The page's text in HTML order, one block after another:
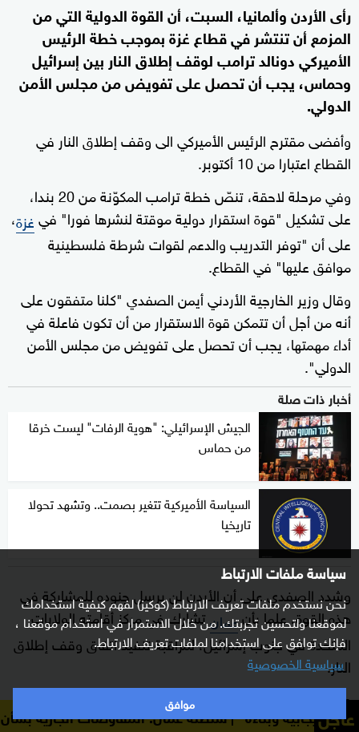
سياسة ملفات الارتباط
نحن نستخدم ملفات تعريف الارتباط (كوكيز) لفهم كيفية استخدامك
لموقعنا ولتحسين تجربتك. من خلال الاستمرار في استخدام موقعنا ،
فإنك توافق على استخدامنا لملفات تعريف الارتباط.
سياسية الخصوصية
موافق
رأى الأردن وألمانيا، السبت، أن القوة الدولية التي من
المزمع أن تنتشر في قطاع غزة بموجب خطة الرئيس
الأميركي دونالد ترامب لوقف إطلاق النار بين إسرائيل
وحماس، يجب أن تحصل على تفويض من مجلس الأمن
الدولي.
وأفضى مقترح الرئيس الأميركي الى وقف إطلاق النار في
القطاع اعتبارا من 10 أكتوبر.
وفي مرحلة لاحقة، تنصّ خطة ترامب المكوّنة من 20 بندا،
على تشكيل "قوة استقرار دولية موقتة لنشرها فورا" فيغزة،
على أن "توفر التدريب والدعم لقوات شرطة فلسطينية
موافق عليها" في القطاع.
وقال وزير الخارجية الأردني أيمن الصفدي "كلنا متفقون على
أنه من أجل أن تتمكن قوة الاستقرار من أن تكون فاعلة في
أداء مهمتها، يجب أن تحصل على تفويض من مجلس الأمن
الدولي".
أخبار ذات صلة
الجيش الإسرائيلي: "هوية الرفات" ليست خرقا
من حماس
السياسة الأميركية تتغير بصمت.. وتشهد تحولا
تاريخيا
وشدد الصفدي على أن الأردن لن يرسل جنوده للمشاركة في
هذه القوة، علما بأنعمانتشارك في مركز أقامته الولايات
المتحدة في جنوب إسرائيل، لمراقبة تنفيذ اتفاق وقف إطلاق
النار.
وأتت تصريحات الصفدي خلال منتدى "حوار المنامة" في
العاصمة البحرينية، الى جانب نظيره الألماني يوهان فاديفول عاجلسلطنة عمان: المفاوضات الجارية بشأن الترتيبات في